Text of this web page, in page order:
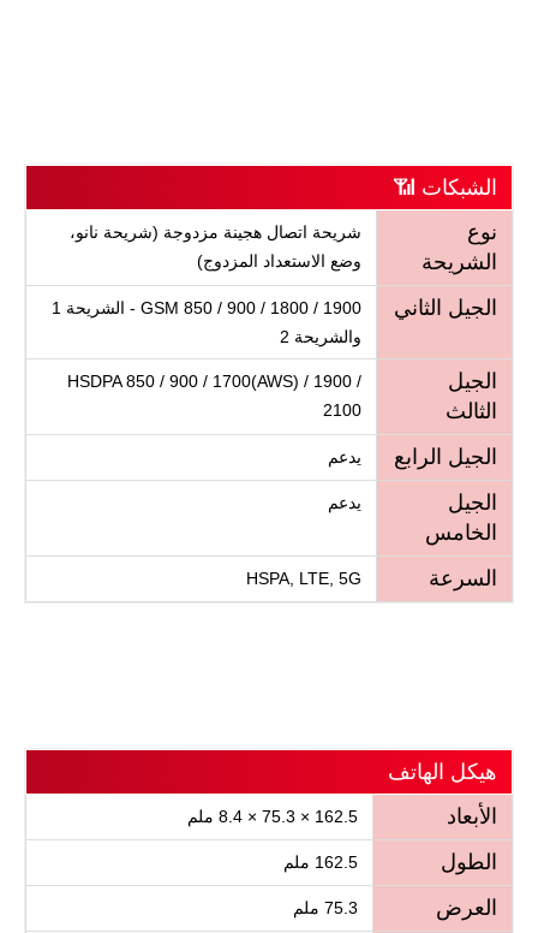
الشبكات 📶
نوع
الشريحة
شريحة اتصال هجينة مزدوجة (شريحة نانو،
وضع الاستعداد المزدوج)
الجيل الثاني
GSM 850 / 900 / 1800 / 1900 - الشريحة 1
والشريحة 2
الجيل
الثالث
HSDPA 850 / 900 / 1700(AWS) / 1900 /
2100
الجيل الرابع يدعم
الجيل
الخامس
يدعم
السرعة HSPA, LTE, 5G
هيكل الهاتف
الأبعاد
162.5 × 75.3 × 8.4 ملم
الطول 162.5 ملم
العرض 75.3 ملم